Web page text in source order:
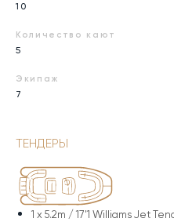
10
Количество кают
5
Экипаж
7
ТЕНДЕРЫ
1 x 5.2m / 17'1 Williams Jet